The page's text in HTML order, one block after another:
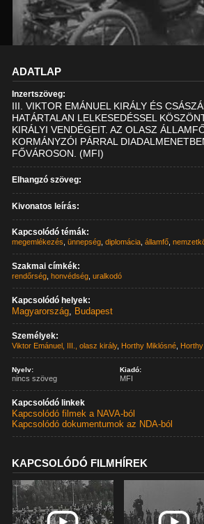
ADATLAP
Inzertszöveg:
III. VIKTOR EMÁNUEL KIRÁLY ÉS
HATÁRTALAN LELKESEDÉSSEL
KIRÁLYI VENDÉGEIT. AZ OLASZ
KORMÁNYZÓI PÁRRAL
FŐVÁROSON. (MFI)
Elhangzó szöveg:
Kivonatos leírás:
Kapcsolódó témák:
megemlékezés ,ünnepség ,diplomácia ,államfő ,
Szakmai címkék:
rendőrség ,honvédség ,uralkodó
Kapcsolódó helyek:
Magyarország, Budapest
Személyek:
Viktor Emánuel, III., olasz király, Horthy Miklósné
Nyelv:
nincs szöveg
Kiadó:
MFI
Kapcsolódó linkek
Kapcsolódó filmek a NAVA-ból
Kapcsolódó dokumentumok az NDA-ból
KAPCSOLÓDÓ FILMHÍREK